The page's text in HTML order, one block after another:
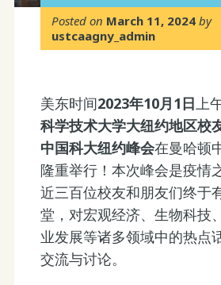
Posted on March 11, 2024 by
ustcaagny_admin
美东时间2023年10月1日上
科学技术大学大纽约地区校
中国科大纽约峰会在曼哈顿
隆重举行！本次峰会是疫情
近三百位校友和朋友们终于
堂，对宏观经济、生物科技
业发展等诸多领域中的热点
交流与讨论。